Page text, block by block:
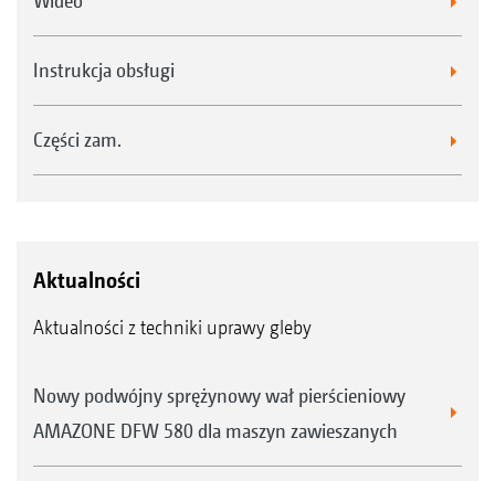
Instrukcja obsługi
Części zam.
Aktualności
Aktualności z techniki uprawy gleby
Nowy podwójny sprężynowy wał pierścieniowy
AMAZONE DFW 580 dla maszyn zawieszanych